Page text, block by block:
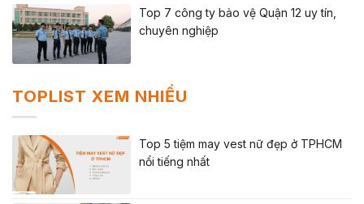
Top 7 công ty bảo vệ Quận 12 uy tín,
chuyên nghiệp
TOPLIST XEM NHIỀU
Top 5 tiệm may vest nữ đẹp ở TPHCM
nổi tiếng nhất